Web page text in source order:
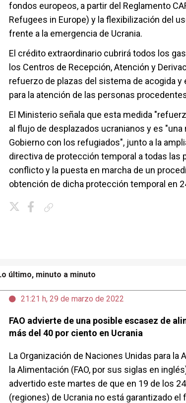
fondos europeos, a partir del Reglamento
Refugees in Europe) y la flexibilización del
frente a la emergencia de Ucrania.
El crédito extraordinario cubrirá todos los
los Centros de Recepción, Atención y
refuerzo de plazas del sistema de acogida
para la atención de las personas
El Ministerio señala que esta medida
al flujo de desplazados ucranianos y es
Gobierno con los refugiados", junto a la
directiva de protección temporal a todas las
conflicto y la puesta en marcha de un
obtención de dicha protección temporal en
último, minuto a minuto
21:21 h, 29 de marzo de 2022
FAO advierte de una posible escasez de
más del 40 por ciento en Ucrania
La Organización de Naciones Unidas para la
la Alimentación (FAO, por sus siglas en
advertido este martes de que en 19 de los
(regiones) de Ucrania no está garantizado el